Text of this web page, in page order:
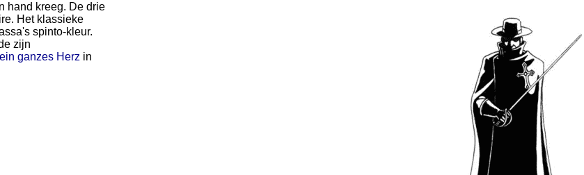
hand kreeg. De drie
Het klassieke
spinto-kleur.
zijn
ganzes Herz in